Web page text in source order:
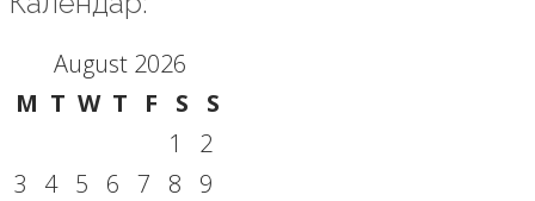
August 2026
M T W T F S
S
1
2
3
4 5 6 7 8
9